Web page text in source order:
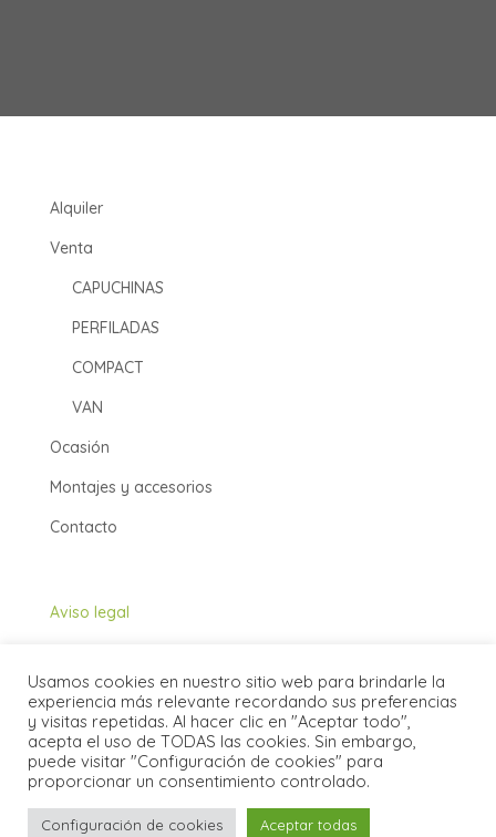
Alquiler
Venta
CAPUCHINAS
PERFILADAS
COMPACT
VAN
Ocasión
Montajes y accesorios
Contacto
Aviso legal
Política de privacidad
 +34 647 777 107
Usamos cookies en nuestro sitio web para brindarle la
experiencia más relevante recordando sus preferencias
y visitas repetidas. Al hacer clic en "Aceptar todo",
acepta el uso de TODAS las cookies. Sin embargo,
puede visitar "Configuración de cookies" para
proporcionar un consentimiento controlado.
Configuración de cookies Aceptar todas